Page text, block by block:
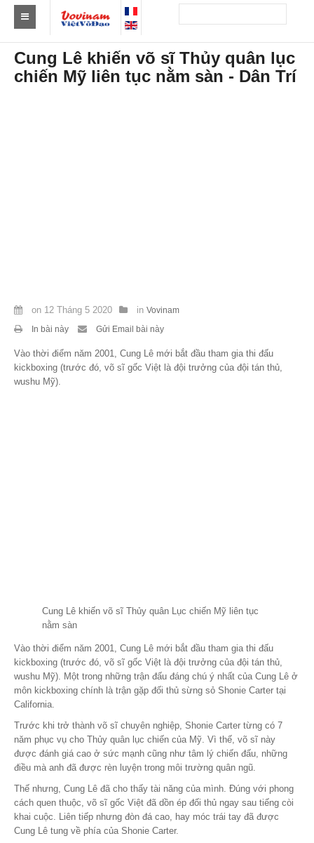
Tìm Clb Vovinam
Châu Á
Theo Huy chương
Theo Thống kê
Cung Lê khiến võ sĩ Thủy quân lục
chiến Mỹ liên tục nằm sàn - Dân Trí
on 12 Tháng 5 2020 in Vovinam
In bài này
Gửi Email bài này
Vào thời điểm năm 2001, Cung Lê mới bắt đầu tham gia thi đấu
kickboxing (trước đó, võ sĩ gốc Việt là đội trưởng của đội tán thủ,
wushu Mỹ).
Cung Lê khiến võ sĩ Thủy quân Lục chiến Mỹ liên tục
nằm sàn
Vào thời điểm năm 2001, Cung Lê mới bắt đầu tham gia thi đấu
kickboxing (trước đó, võ sĩ gốc Việt là đội trưởng của đội tán thủ,
wushu Mỹ). Một trong những trận đấu đáng chú ý nhất của Cung Lê ở
môn kickboxing chính là trận gặp đối thủ sừng sỏ Shonie Carter tại
California.
Trước khi trở thành võ sĩ chuyên nghiệp, Shonie Carter từng có 7
năm phục vụ cho Thủy quân lục chiến của Mỹ. Vì thế, võ sĩ này
được đánh giá cao ở sức mạnh cũng như tâm lý chiến đấu, những
điều mà anh đã được rèn luyện trong môi trường quân ngũ.
Thế nhưng, Cung Lê đã cho thấy tài năng của mình. Đúng với phong
cách quen thuộc, võ sĩ gốc Việt đã dồn ép đối thủ ngay sau tiếng còi
khai cuộc. Liên tiếp nhưng đòn đá cao, hay móc trái tay đã được
Cung Lê tung về phía của Shonie Carter.